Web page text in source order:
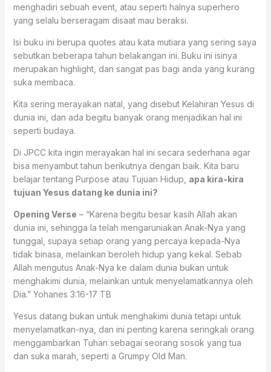
menghadiri sebuah event, atau seperti halnya superhero
yang selalu berseragam disaat mau beraksi.
Isi buku ini berupa quotes atau kata mutiara yang sering saya
sebutkan beberapa tahun belakangan ini. Buku ini isinya
merupakan highlight, dan sangat pas bagi anda yang kurang
suka membaca.
Kita sering merayakan natal, yang disebut Kelahiran Yesus di
dunia ini, dan ada begitu banyak orang menjadikan hal ini
seperti budaya.
Di JPCC kita ingin merayakan hal ini secara sederhana agar
bisa menyambut tahun berikutnya dengan baik. Kita baru
belajar tentang Purpose atau Tujuan Hidup, apa kira-kira
tujuan Yesus datang ke dunia ini?
Opening Verse – “Karena begitu besar kasih Allah akan
dunia ini, sehingga Ia telah mengaruniakan Anak-Nya yang
tunggal, supaya setiap orang yang percaya kepada-Nya
tidak binasa, melainkan beroleh hidup yang kekal. Sebab
Allah mengutus Anak-Nya ke dalam dunia bukan untuk
menghakimi dunia, melainkan untuk menyelamatkannya oleh
Dia.” ‭‭Yohanes‬ ‭3:16-17‬ ‭TB‬‬
Yesus datang bukan untuk menghakimi dunia tetapi untuk
menyelamatkan-nya, dan ini penting karena seringkali orang
menggambarkan Tuhan sebagai seorang sosok yang tua
dan suka marah, seperti a Grumpy Old Man.